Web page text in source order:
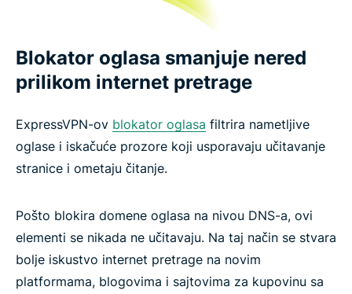
Blokator oglasa smanjuje nered
prilikom internet pretrage
ExpressVPN-ov blokator oglasa filtrira nametljive
oglase i iskačuće prozore koji usporavaju učitavanje
stranice i ometaju čitanje.
Pošto blokira domene oglasa na nivou DNS-a, ovi
elementi se nikada ne učitavaju. Na taj način se stvara
bolje iskustvo internet pretrage na novim
platformama, blogovima i sajtovima za kupovinu sa